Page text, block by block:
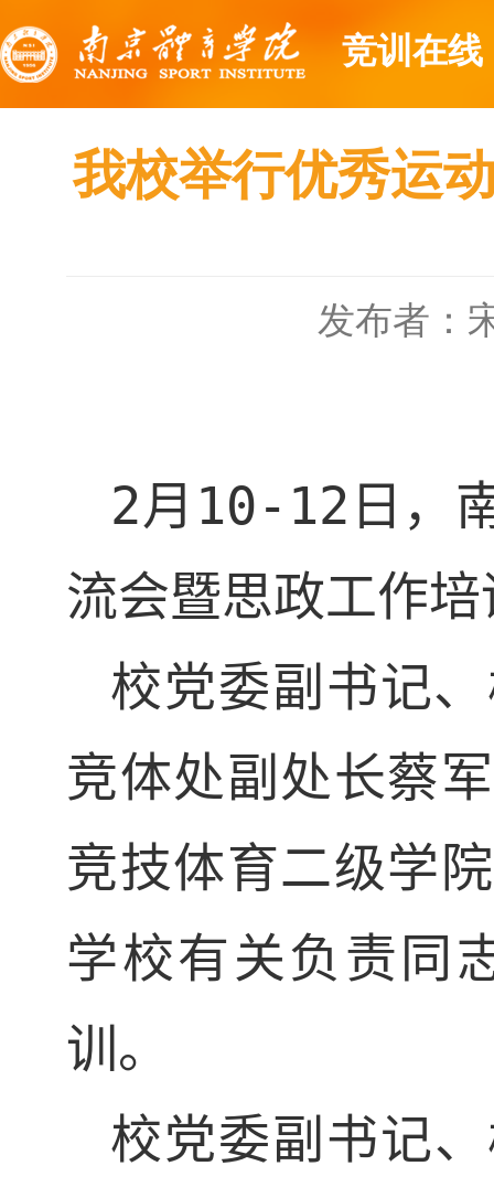
竞训在线
我校举行优秀运
发布者：
2月 10-12 日，
流会暨思政工作
校党委副书记
竞体处副处长蔡
竞技体育二级学
学校有关负责同
训。
校党委副 书记